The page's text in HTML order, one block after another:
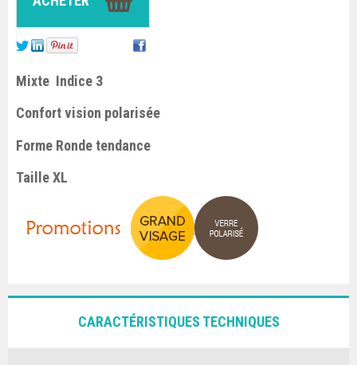
Mixte Indice 3
Confort vision polarisée
Forme Ronde tendance
Taille XL
CARACTÉRISTIQUES TECHNIQUES